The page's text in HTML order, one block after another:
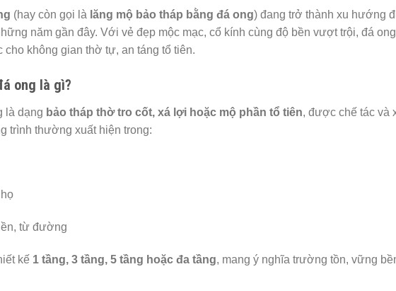
(hay còn gọi là lăng mộ bảo tháp bằng đá ong) đang trở thành xu hướng
năm gần đây. Với vẻ đẹp mộc mạc, cổ kính cùng độ bền vượt trội, đá
cho không gian thờ tự, an táng tổ tiên.
ong là gì?
là dạng bảo tháp thờ tro cốt, xá lợi hoặc mộ phần tổ tiên, được chế tác và
trình thường xuất hiện trong:
từ đường
kế 1 tầng, 3 tầng, 5 tầng hoặc đa tầng, mang ý nghĩa trường tồn, vững